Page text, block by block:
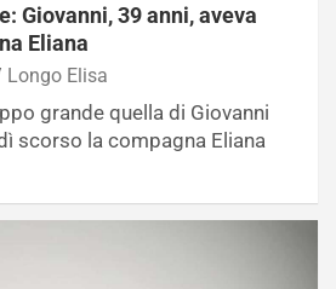
Giovanni, 39 anni, aveva
Eliana
Longo Elisa
grande quella di Giovanni
scorso la compagna Eliana